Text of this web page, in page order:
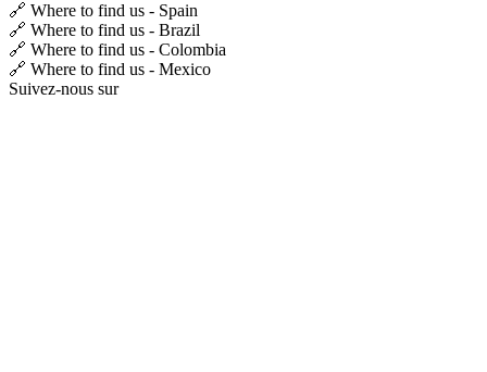
🔗 Where to find us - Spain
🔗 Where to find us - Brazil
🔗 Where to find us - Colombia
🔗 Where to find us - Mexico
Suivez-nous sur